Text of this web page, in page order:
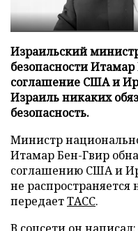
Израильский
безопасности
соглашение США и
Израиль никаких
безопасность.
Министр
Итамар Бен-Гвир
соглашению США и
не распространяется
передаетТАСС.